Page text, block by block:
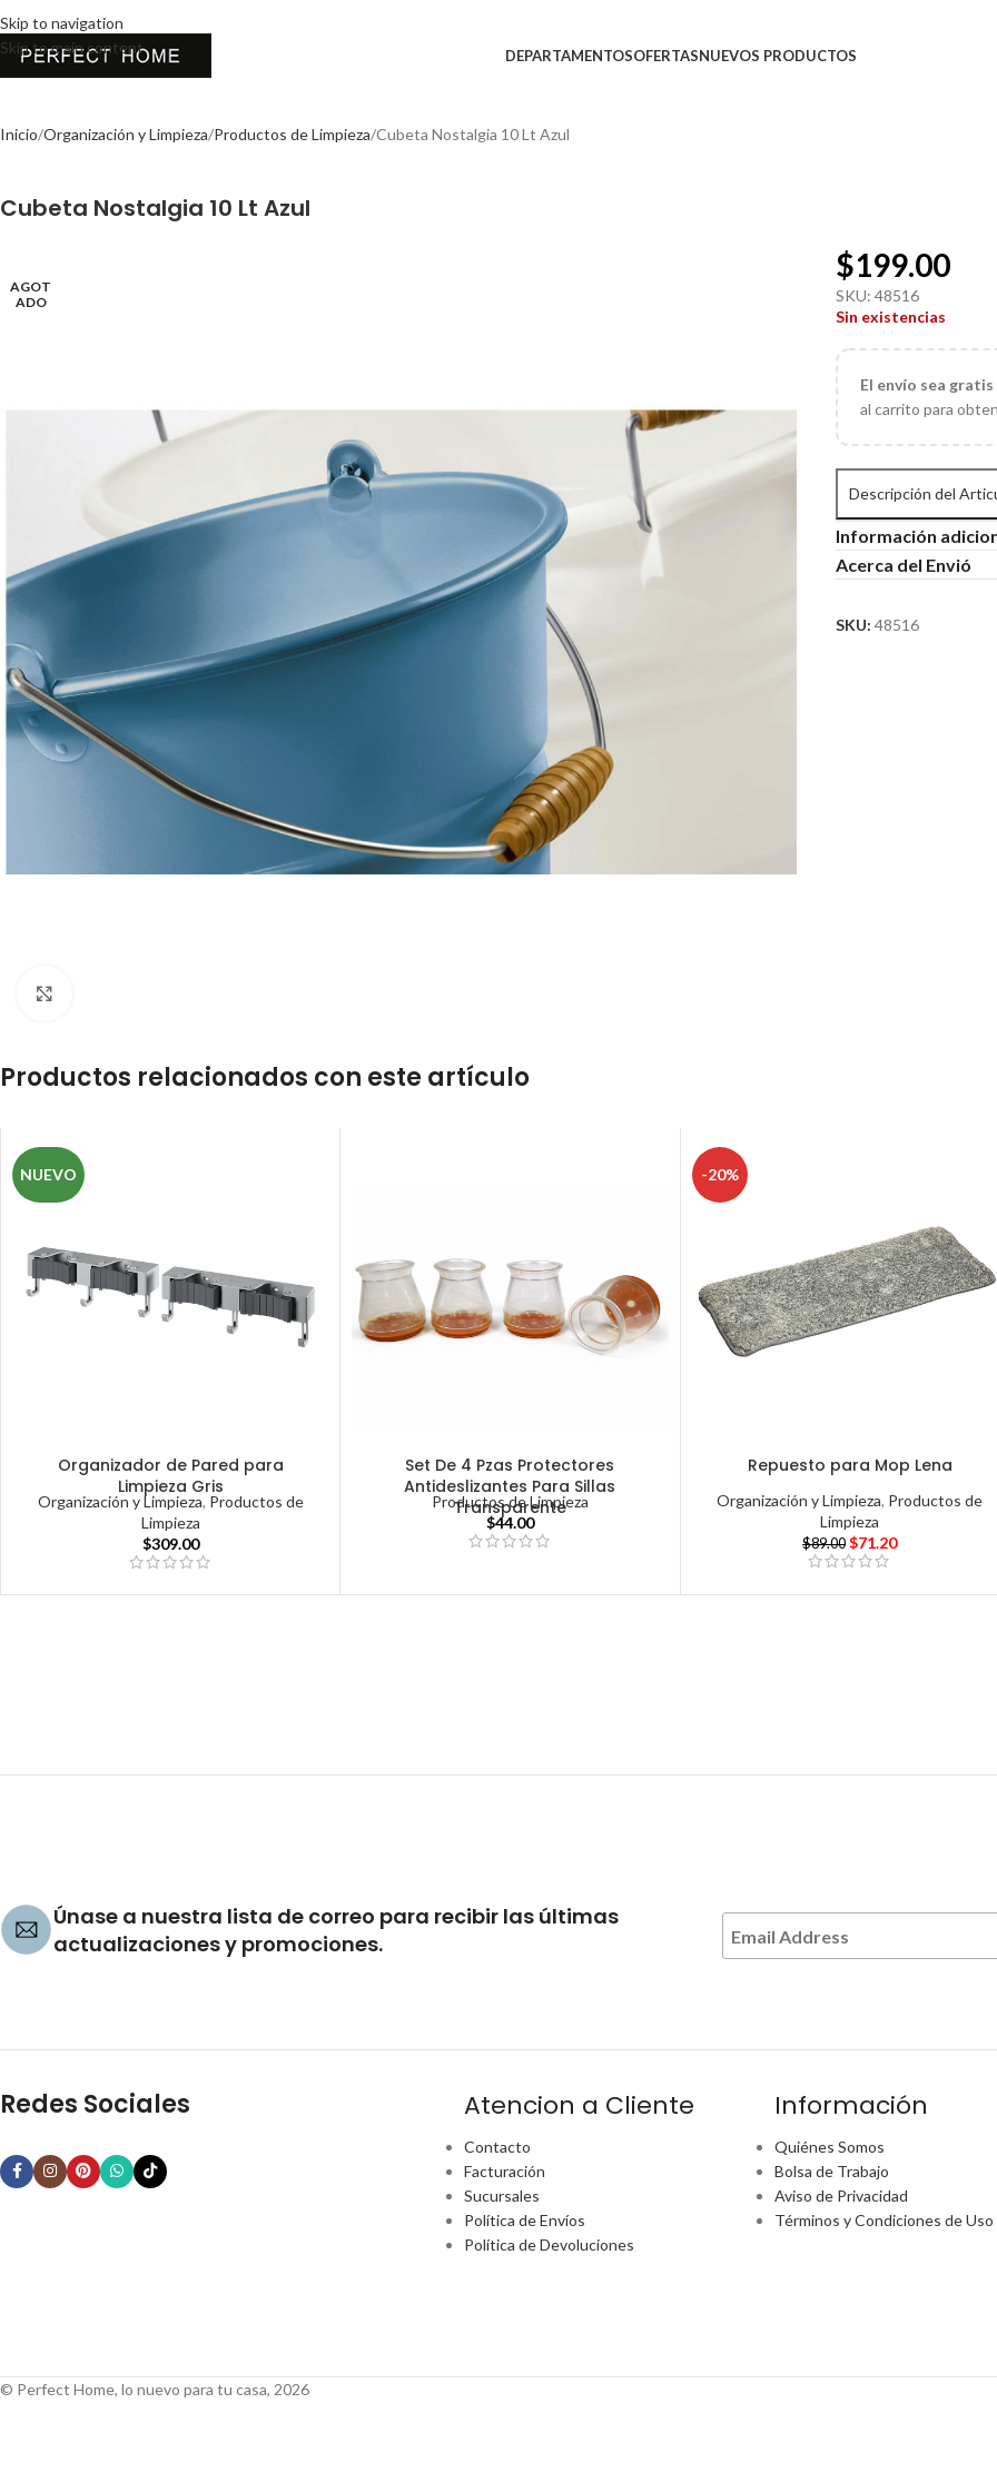
Skip to navigation
Skip to main content
DEPARTAMENTOSOFERTASNUEVOS PRODUCTOS
Inicio Organización y Limpieza Productos de Limpieza Cubeta Nostalgia 10 Lt Azul
Cubeta Nostalgia 10 Lt Azul
AGOT
ADO
$199.00
SKU:48516
Sin existencias
El envío sea
al carrito para
Descripción del
Información
Acerca del Envió
SKU:48516
Productos relacionados con este artículo
NUEVO
Organizador de Pared para
Limpieza Gris
Organización y Limpieza, Productos de
Limpieza
$309.00
Set De 4 Pzas Protectores
Antideslizantes Para Sillas
Transparente
Productos de Limpieza
$44.00
-20%
Repuesto para Mop Lena
Organización y Limpieza, Productos de
Limpieza
$89.00 $71.20
Únase a nuestra lista de correo para recibir las últimas
actualizaciones y promociones.
Redes Sociales Atencion a Cliente
Contacto
Facturación
Sucursales
Política de Envíos
Política de Devoluciones
Información
Quiénes Somos
Bolsa de Trabajo
Aviso de Privacidad
Términos y Condiciones de Uso
© Perfect Home, lo nuevo para tu casa, 2026